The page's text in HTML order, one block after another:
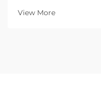
View More